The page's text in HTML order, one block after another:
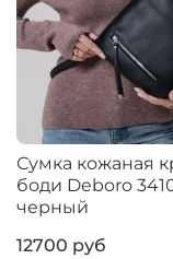
Сумка кожаная
боди Deboro
черный
12700 руб